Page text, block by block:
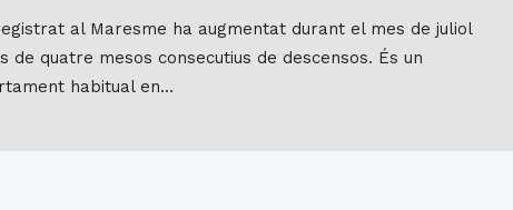
al Maresme ha augmentat durant el mes de juliol
de quatre mesos consecutius de descensos. És un
habitual en…